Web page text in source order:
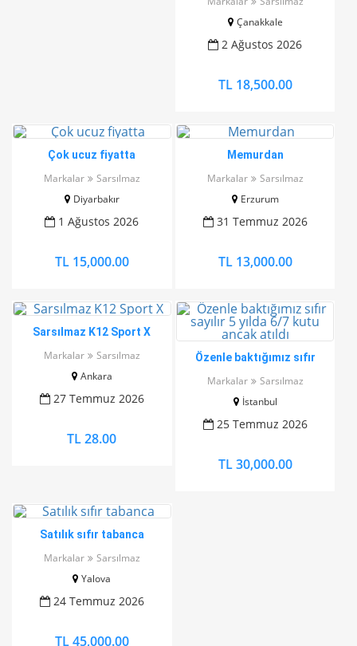
Çanakkale
2 Ağustos 2026
TL 18,500.00
Çok ucuz fiyatta
Markalar
Sarsılmaz
Diyarbakır
1 Ağustos 2026
TL 15,000.00
Memurdan
Markalar
Sarsılmaz
Erzurum
31 Temmuz 2026
TL 13,000.00
Sarsılmaz K12 Sport X
Markalar
Sarsılmaz
Ankara
27 Temmuz 2026
TL 28.00
Özenle baktığımız sıfır
Markalar
Sarsılmaz
İstanbul
25 Temmuz 2026
TL 30,000.00
Satılık sıfır tabanca
Markalar
Sarsılmaz
Yalova
24 Temmuz 2026
TL 45,000.00